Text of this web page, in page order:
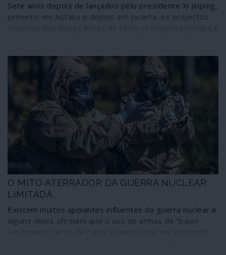
Sete anos depois de lançados pelo presidente Xi Jinping,
primeiro em Astana e depois em Jacarta, os projectos
num transe alucinado.
O MITO ATERRADOR DA GUERRA NUCLEAR
LIMITADA
Existem muitos apoiantes influentes da guerra nuclear e
alguns deles afirmam que o uso de armas de “baixo